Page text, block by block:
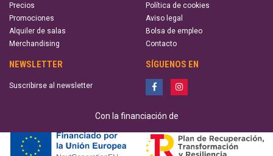
Precios
Promociones
Alquiler de salas
Merchandising
Política de cookies
Aviso legal
Bolsa de empleo
Contacto
NEWSLETTER
Suscribirse al newsletter
SÍGUENOS EN
Con la financiación de